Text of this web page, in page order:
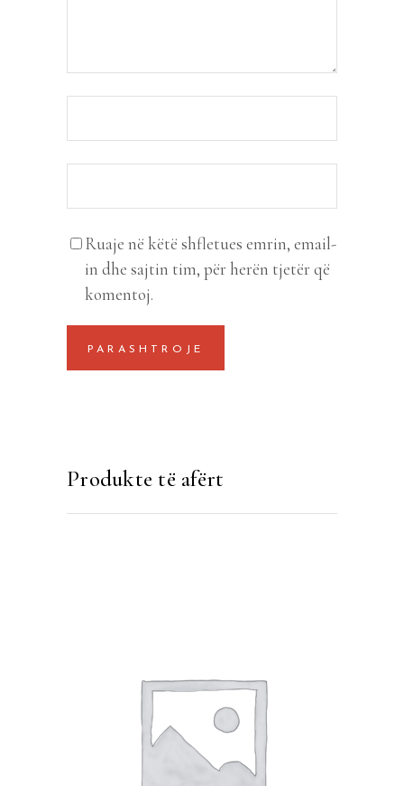
Ruaje në këtë shfletues emrin, email-
in dhe sajtin tim, për herën tjetër që
komentoj.
Produkte të afërt
SHTOJE NË SHPORTË